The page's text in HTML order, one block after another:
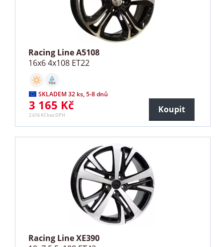
Racing Line A5108
16x6 4x108 ET22
SKLADEM 32 ks, 5-8 dnů
3 165 Kč
2 616 Kč bez DPH
Koupit
Racing Line XE390